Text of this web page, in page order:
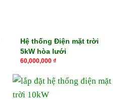
Hệ thống Điện mặt trời
5kW hòa lưới
60,000,000 ₫